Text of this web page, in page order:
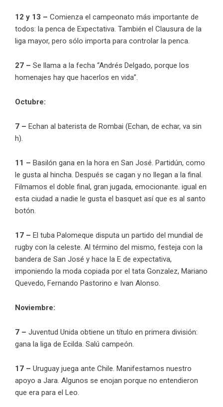
12 y 13 – Comienza el campeonato más importante de
todos: la penca de Expectativa. También el Clausura de la
liga mayor, pero sólo importa para controlar la penca.
27 – Se llama a la fecha “Andrés Delgado, porque los
homenajes hay que hacerlos en vida”.
Octubre:
7 – Echan al baterista de Rombai (Echan, de echar, va sin
h).
11 – Basilón gana en la hora en San José. Partidún, como
le gusta al hincha. Después se cagan y no llegan a la final.
Filmamos el doble final, gran jugada, emocionante. igual en
esta ciudad a nadie le gusta el basquet así que es al santo
botón.
17 – El tuba Palomeque disputa un partido del mundial de
rugby con la celeste. Al término del mismo, festeja con la
bandera de San José y hace la E de expectativa,
imponiendo la moda copiada por el tata Gonzalez, Mariano
Quevedo, Fernando Pastorino e Ivan Alonso.
Noviembre:
7 – Juventud Unida obtiene un título en primera división:
gana la liga de Ecilda. Salú campeón.
17 – Uruguay juega ante Chile. Manifestamos nuestro
apoyo a Jara. Algunos se enojan porque no entendieron
que era para el Leo.